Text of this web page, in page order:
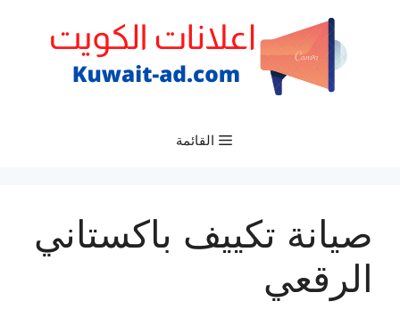
القائمة
صيانة تكييف باكستاني
الرقعي